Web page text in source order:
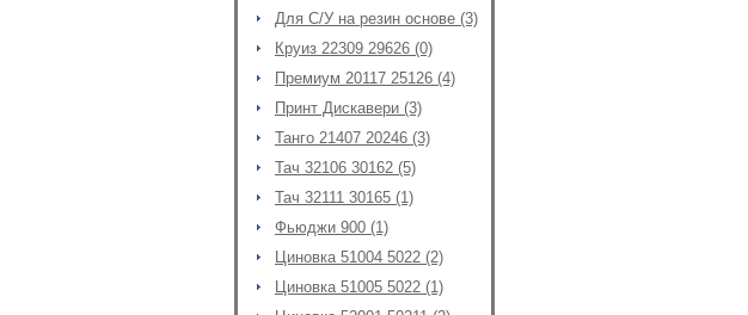
Для С/У на резин основе (3)
Круиз 22309 29626 (0)
Премиум 20117 25126 (4)
Принт Дискавери (3)
Танго 21407 20246 (3)
Тач 32106 30162 (5)
Тач 32111 30165 (1)
Фьюджи 900 (1)
Циновка 51004 5022 (2)
Циновка 51005 5022 (1)